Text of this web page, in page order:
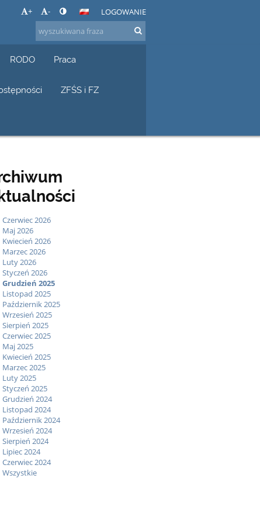
+ - LOGOWANIE
RODO Praca
ZFŚS i FZ
Czerwiec 2026
Maj 2026
Kwiecień 2026
Marzec 2026
Luty 2026
Styczeń 2026
Grudzień 2025
Listopad 2025
Październik 2025
Wrzesień 2025
Sierpień 2025
Czerwiec 2025
Maj 2025
Kwiecień 2025
Marzec 2025
Luty 2025
Styczeń 2025
Grudzień 2024
Listopad 2024
Październik 2024
Wrzesień 2024
Sierpień 2024
Lipiec 2024
Czerwiec 2024
Wszystkie